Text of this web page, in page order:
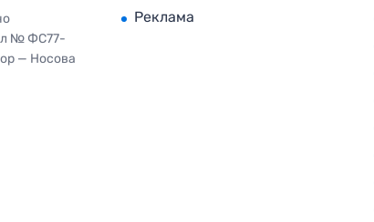
№ ФС77-
— Носова
Реклама